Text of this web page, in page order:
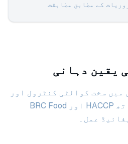
کے مطابق مطابقت
یقین دہانی
میں سخت کوالٹی کنٹرول اور
ٹریسیبلٹی کے ساتھ HACCP اور BRC Food
عمل۔